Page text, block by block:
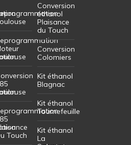
Touch
Conversion
éthanol
Plaisance
du Touch
Conversion
Colomiers
Kit éthanol
Blagnac
Kit éthanol
Tournefeuille
Kit éthanol
La